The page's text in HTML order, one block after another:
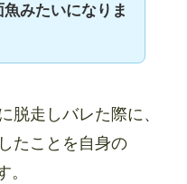
魚みたいになりま
脱走しバレた際に、
たことを自身の
。